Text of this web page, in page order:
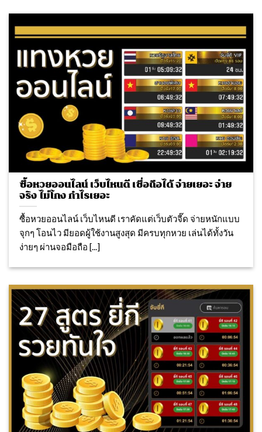
ซื้อหวยออนไลน์ เว็บไหนดี เชื่อถือได้ จ่ายเยอะ จ่าย
จริง ไม่โกง กำไรเยอะ
ซื้อหวยออนไลน์ เว็บไหนดี เราคัดแต่เว็บตัวจี๊ด จ่ายหนักแบบ
จุกๆ โอนไว มียอดผู้ใช้งานสูงสุด มีครบทุกหวย เล่นได้ทั้งวัน
ง่ายๆ ผ่านจอมือถือ [...]